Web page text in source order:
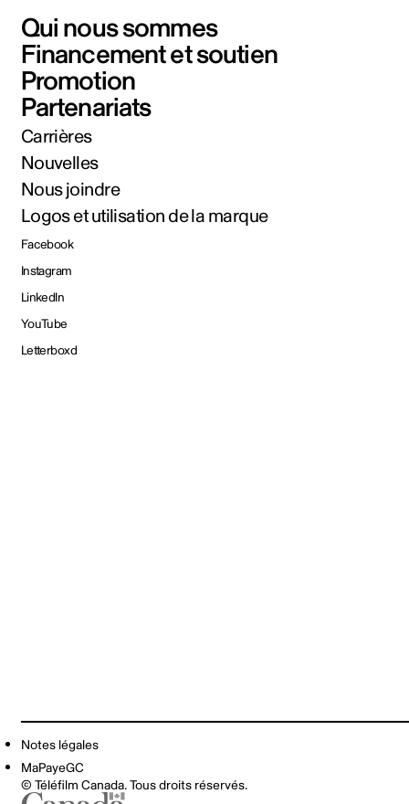
Qui nous sommes
Financement et soutien
Promotion
Partenariats
Carrières
Nouvelles
Nous joindre
Logos et utilisation de la marque
Facebook
Instagram
LinkedIn
YouTube
Letterboxd
Notes légales
MaPayeGC
© Téléfilm Canada. Tous droits réservés.